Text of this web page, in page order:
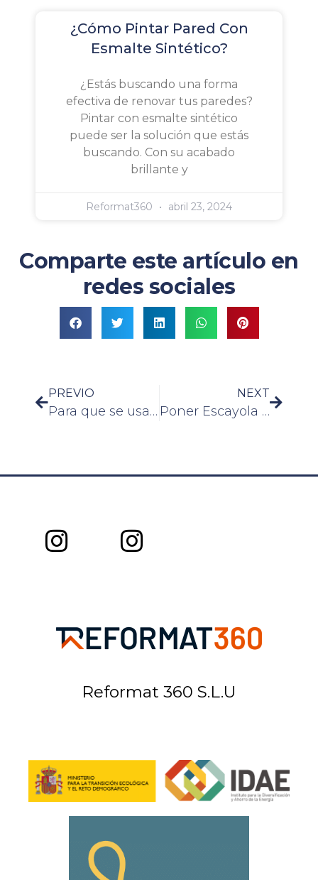
¿Cómo Pintar Pared Con
Esmalte Sintético?
¿Estás buscando una forma
efectiva de renovar tus paredes?
Pintar con esmalte sintético
puede ser la solución que estás
buscando. Con su acabado
brillante y
Reformat360 abril 23, 2024
Comparte este artículo en
redes sociales
PREVIO
Para que se usa el mortero
NEXT
Poner Escayola Techo Precio
Reformat 360 S.L.U